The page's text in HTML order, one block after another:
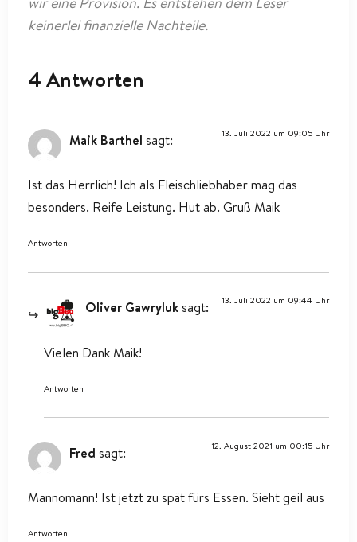
keinerlei finanzielle Nachteile.
4 Antworten
Maik Barthel sagt: 13. Juli 2022 um 09:05 Uhr
Ist das Herrlich! Ich als Fleischliebhaber mag das
besonders. Reife Leistung. Hut ab. Gruß Maik
Antworten
Oliver Gawryluk sagt: 13. Juli 2022 um 09:44 Uhr
Vielen Dank Maik!
Antworten
Fred sagt: 12. August 2021 um 00:15 Uhr
Mannomann! Ist jetzt zu spät fürs Essen. Sieht geil aus
Antworten